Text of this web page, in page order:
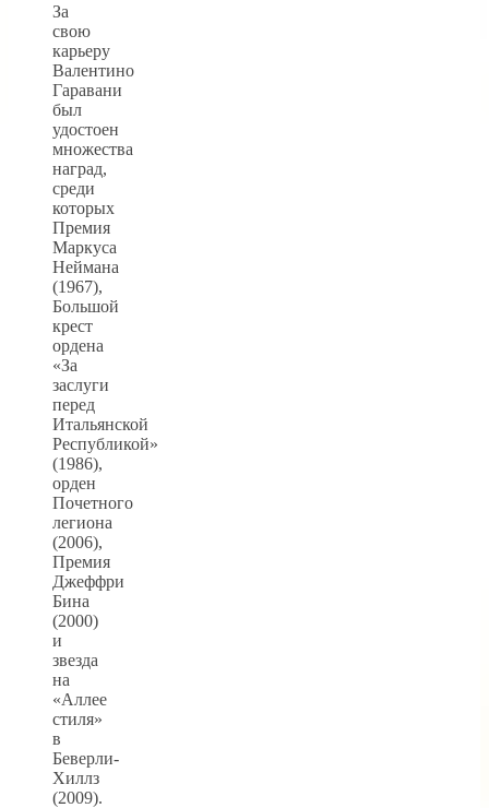
За
свою
карьеру
Валентино
Гаравани
был
удостоен
множества
наград,
среди
которых
Премия
Маркуса
Неймана
(1967),
Большой
крест
ордена
«За
заслуги
перед
Итальянской
Республикой»
(1986),
орден
Почетного
легиона
(2006),
Премия
Джеффри
Бина
(2000)
и
звезда
на
«Аллее
стиля»
в
Беверли-
Хиллз
(2009).